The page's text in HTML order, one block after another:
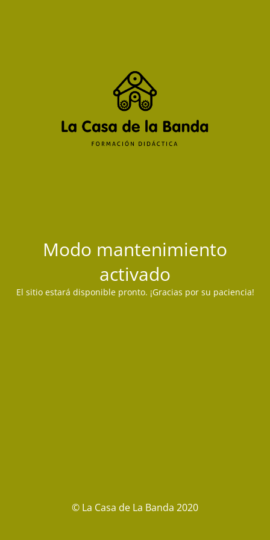
Modo mantenimiento
activado
El sitio estará disponible pronto. ¡Gracias por su paciencia!
© La Casa de La Banda 2020